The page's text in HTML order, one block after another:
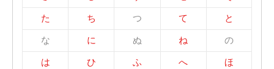
た ち つ て と
な に ぬ ね の
は ひ ふ へ ほ